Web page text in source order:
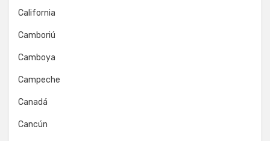
California
Camboriú
Camboya
Campeche
Canadá
Cancún